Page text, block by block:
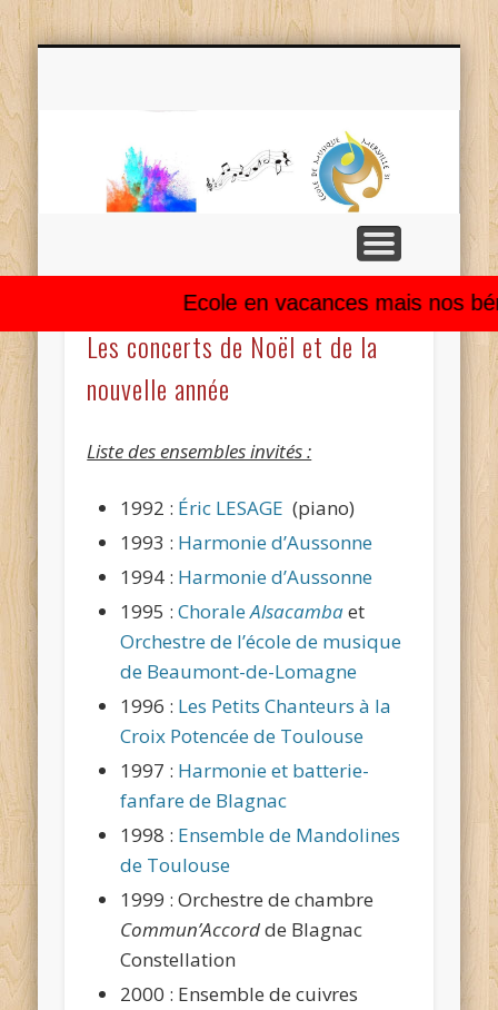
Ecole en vacances mais nos
Les concerts de Noël et de la
nouvelle année
Liste des ensembles invités :
1992 : Éric LESAGE (piano)
1993 : Harmonie d’Aussonne
1994 : Harmonie d’Aussonne
1995 :ChoraleAlsacambaet
Orchestre de l’école de musique
de Beaumont-de-Lomagne
1996 : Les Petits Chanteurs à la
Croix Potencée de Toulouse
1997 : Harmonie et batterie-
fanfare de Blagnac
1998 : Ensemble de Mandolines
de Toulouse
1999 : Orchestre de chambre
Commun’Accordde Blagnac
Constellation
2000 : Ensemble de cuivres